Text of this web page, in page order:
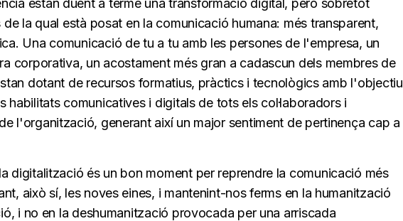
estan duent a terme una transformació digital, però sobretot
la qual està posat en la comunicació humana: més transparent,
Una comunicació de tu a tu amb les persones de l'empresa, un
corporativa, un acostament més gran a cadascun dels membres de
dotant de recursos formatius, pràctics i tecnològics amb l'objectiu
habilitats comunicatives i digitals de tots els col·laboradors i
l'organització, generant així un major sentiment de pertinença cap a
digitalització és un bon moment per reprendre la comunicació més
això sí, les noves eines, i mantenint-nos ferms en la humanització
i no en la deshumanització provocada per una arriscada